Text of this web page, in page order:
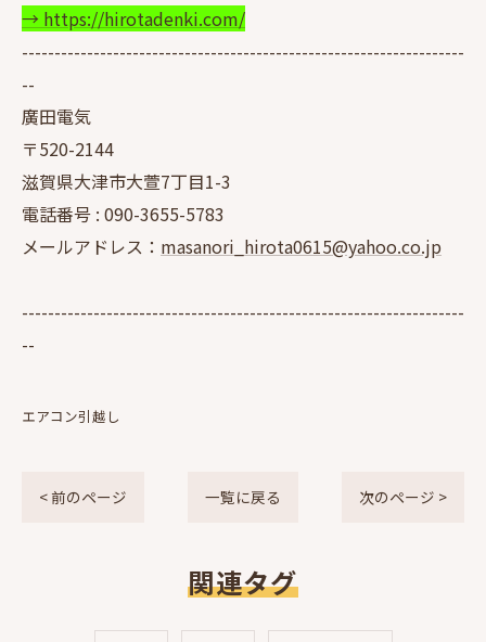
→ https://hirotadenki.com/
--------------------------------------------------------------------
--
廣田電気
〒520-2144
滋賀県大津市大萱7丁目1-3
電話番号 : 090-3655-5783
メールアドレス： masanori_hirota0615@yahoo.co.jp
--------------------------------------------------------------------
--
エアコン引越し
< 前のページ 一覧に戻る 次のページ >
関連タグ